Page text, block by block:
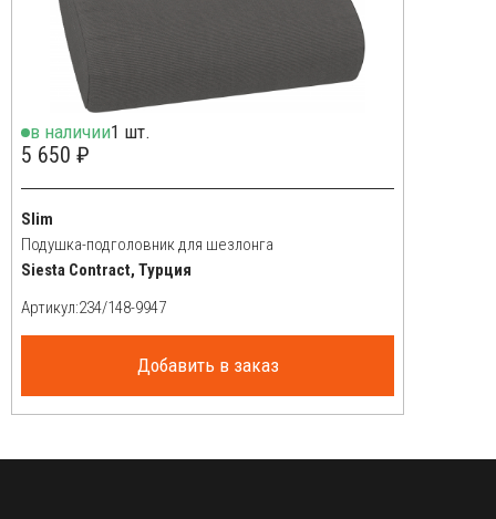
в наличии1 шт.
5 650 ₽
Slim
Подушка-подголовник для шезлонга
Siesta Contract, Турция
Артикул:
Добавить в заказ